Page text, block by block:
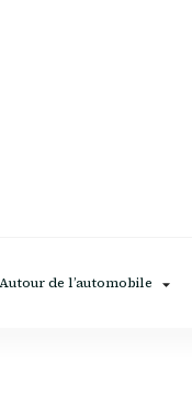
Autour de l’automobile